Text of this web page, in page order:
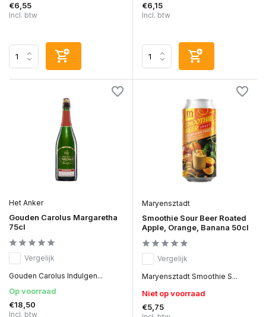
€6,55
Incl. btw
€6,15
Incl. btw
Het Anker
Gouden Carolus Margaretha
75cl
Vergelijk
Gouden Carolus Indulgen...
Op voorraad
€18,50
Incl. btw
Maryensztadt
Smoothie Sour Beer Roated
Apple, Orange, Banana 50cl
Vergelijk
Maryensztadt Smoothie S...
Niet op voorraad
€5,75